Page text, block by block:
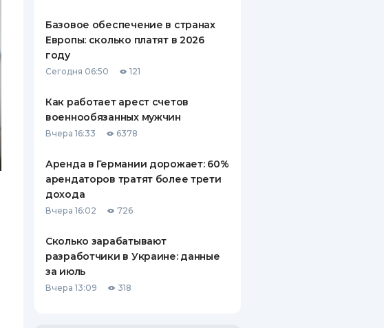
Базовое обеспечение в странах
Европы: сколько платят в 2026
году
Сегодня 06:50 121
Как работает арест счетов
военнообязанных мужчин
Вчера 16:33 6378
Аренда в Германии дорожает: 60%
арендаторов тратят более трети
дохода
Вчера 16:02 726
Сколько зарабатывают
разработчики в Украине: данные
за июль
Вчера 13:09 318